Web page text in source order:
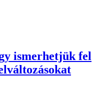
ismerhetjük fel